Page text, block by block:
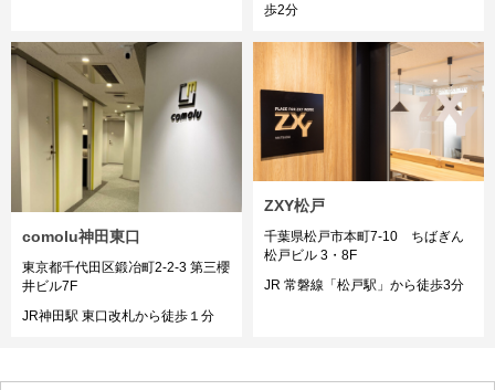
歩2分
comolu神田東口
東京都千代田区鍛冶町2-2-3 第三櫻
井ビル7F
JR神田駅 東口改札から徒歩１分
ZXY松戸
千葉県松戸市本町7-10 ちばぎん
松戸ビル 3・8F
JR 常磐線「松戸駅」から徒歩3分